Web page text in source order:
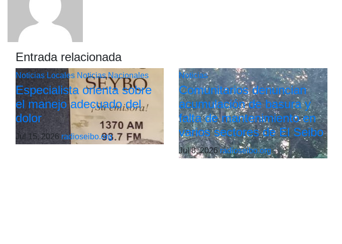
Entrada relacionada
Noticias Locales Noticias Nacionales
Especialista orienta sobre
el manejo adecuado del
dolor
Jul 15, 2026 radioseibo.org
Noticias
Comunitarios denuncian
acumulación de basura y
falta de mantenimiento en
varios sectores de El Seibo
Jul 8, 2026radioseibo.org